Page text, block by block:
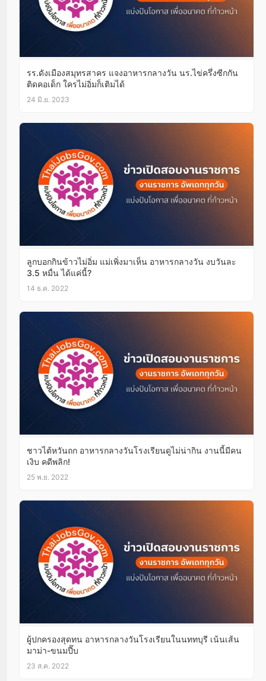
รร.ดังเมืองสมุทรสาคร แจงอาหารกลางวัน นร.ไข่ครึ่งซีกกัน
ติดคอเด็ก ใครไม่อิ่มก็เติมได้
24 มิ.ย. 2023
ลูกบอกกินข้าวไม่อิ่ม แม่เพิ่งมาเห็น อาหารกลางวัน งบวันละ
3.5 หมื่น ได้แค่นี้?
14 ธ.ค. 2022
ชาวไต้หวันถก อาหารกลางวันโรงเรียนดูไม่น่ากิน งานนี้มีคน
เงิบ คดีพลิก!
25 พ.ย. 2022
ผู้ปกครองสุดทน อาหารกลางวันโรงเรียนในนททบุรี เน้นเส้น
มาม่า-ขนมปี๊บ
23 ส.ค. 2022